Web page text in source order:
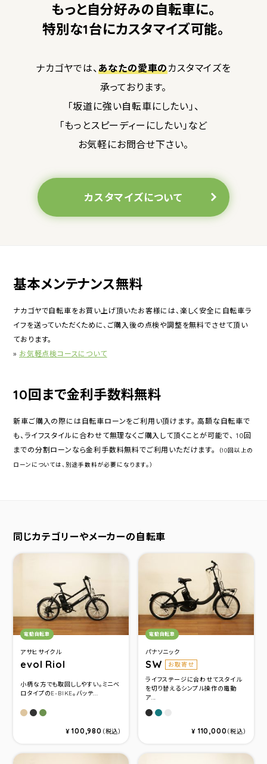
もっと自分好みの自転車に。
特別な1台にカスタマイズ可能。
ナカゴヤでは、 あなたの愛車のカスタマイズを
承っております。
「坂道に強い自転車にしたい」、
「もっとスピーディーにしたい」など
お気軽にお問合せ下さい。
カスタマイズについて
基本メンテナンス無料
ナカゴヤで自転車をお買い上げ頂いたお客様には、楽しく安全に自転車ラ
イフを送っていただくために、ご購入後の点検や調整を無料でさせて頂い
ております。
» お気軽点検コースについて
10回まで金利手数料無料
新車ご購入の際には自転車ローンをご利用い頂けます。 高額な自転車で
も、ライフスタイルに合わせて無理なくご購入して頂くことが可能で、 10回
までの分割ローンなら金利手数料無料でご利用いただけます。
（10回以上の
ローンについては、別途手数料が必要になります。）
同じカテゴリーやメーカーの自転車
アサヒサイクル
evol Riol
カテゴリ：
電動自転車
小柄な方でも取回ししやすい。ミニベ
ロタイプのE-BIKE。バッテ...
マットモカベージュ
ツヤケシブラック
マットグリーンベージュ
¥100,980 （税込）
パナソニック
SW お取寄せ
カテゴリ：
電動自転車
ライフステージに合わせてスタイル
を切り替えるシンプル操作の電動
ア...
マットジェットブラック
ブルーイッシュグリーンメ
¥ 110,000（税込）